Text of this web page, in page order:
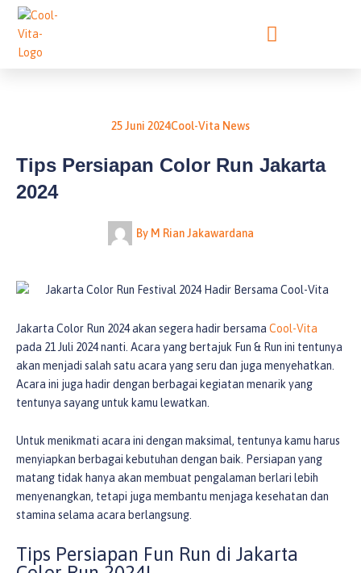
Lewati
konten
25 Juni 2024Cool-Vita News
Tips Persiapan Color Run Jakarta
2024
ByM Rian Jakawardana
Jakarta Color Run 2024 akan segera hadir bersama Cool-Vita
pada 21 Juli 2024 nanti. Acara yang bertajuk Fun & Run ini tentunya
akan menjadi salah satu acara yang seru dan juga menyehatkan.
Acara ini juga hadir dengan berbagai kegiatan menarik yang
tentunya sayang untuk kamu lewatkan.
Untuk menikmati acara ini dengan maksimal, tentunya kamu harus
menyiapkan berbagai kebutuhan dengan baik. Persiapan yang
matang tidak hanya akan membuat pengalaman berlari lebih
menyenangkan, tetapi juga membantu menjaga kesehatan dan
stamina selama acara berlangsung.
Tips Persiapan Fun Run di Jakarta